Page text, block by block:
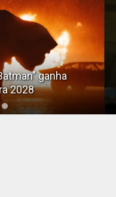
ganha
2028